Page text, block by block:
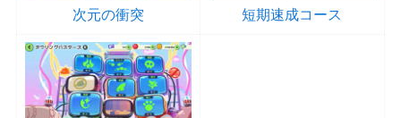
次元の衝突 短期速成コース